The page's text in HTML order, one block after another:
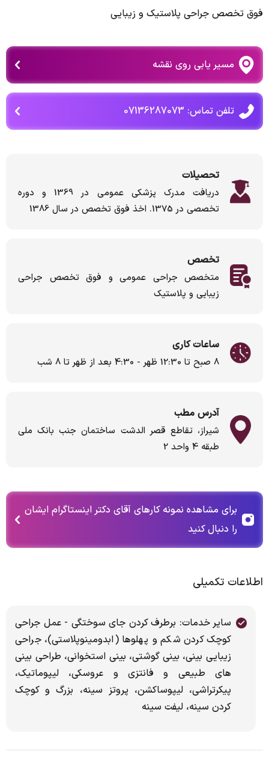
فوق تخصص جراحی پلاستیک و زیبایی
مسیر یابی روی نقشه
تلفن تماس: 07136287073
تحصیلات
دریافت مدرک پزشکی عمومی در 1369 و دوره
تخصصی در 1375. اخذ فوق تخصص در سال 1386
تخصص
متخصص جراحی عمومی و فوق تخصص جراحی
زیبایی و پلاستیک
ساعات کاری
8 صبح تا 12:30 ظهر - 4:30 بعد از ظهر تا 8 شب
آدرس مطب
شیراز، تقاطع قصر الدشت ساختمان جنب بانک ملی
طبقه 4 واحد 2
برای مشاهده نمونه کارهای آقای دکتر اینستاگرام ایشان
را دنبال کنید
اطلاعات تکمیلی
سایر خدمات: برطرف کردن جای سوختگی - عمل جراحی
کوچک کردن شکم و پهلوها (ابدومینوپلاستی)، جراحی
زیبایی بینی، بینی گوشتی، بینی استخوانی، طراحی بینی
های طبیعی و فانتزی و عروسکی، لیپوماتیک،
پیکرتراشی، لیپوساکشن، پروتز سینه، بزرگ و کوچک
کردن سینه، لیفت سینه